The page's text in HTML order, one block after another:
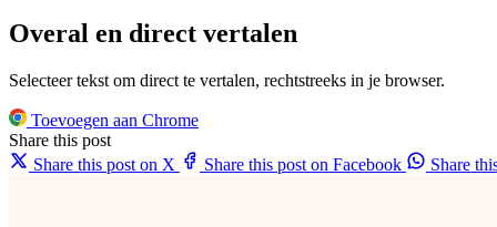
Overal en direct vertalen
Selecteer tekst om direct te vertalen, rechtstreeks in je browser.
Toevoegen aan Chrome
Share this post
Share this post on X
Share this post on Facebook Share